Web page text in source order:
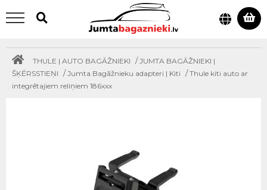
THULE | AUTO BAGĀŽNIEKI /JUMTA BAGĀŽNIEKI |
ŠĶĒRSSTIEŅI /Jumta Bagāžnieku adapteri | Kiti /Thule kiti auto ar
integrētajiem reliņiem 186xxx